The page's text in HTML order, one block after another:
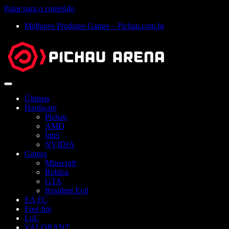
Pular para o conteúdo
Melhores Produtos Gamer – Pichau.com.br
Abrir
Últimas
Hardware
Pichau
AMD
Intel
NVIDIA
Games
Minecraft
Roblox
GTA
Resident Evil
EA FC
Free fire
LoL
VALORANT